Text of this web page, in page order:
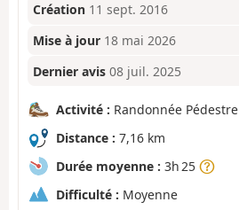
Création 11 sept. 2016
Mise à jour 18 mai 2026
Dernier avis 08 juil. 2025
Activité : Randonnée Pédestre
Distance : 7,16 km
Durée moyenne : 3h 25
Difficulté : Moyenne